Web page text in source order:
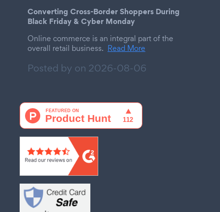
Converting Cross-Border Shoppers During
Black Friday & Cyber Monday
Online commerce is an integral part of the
overall retail business. Read More
Posted by on 2026-08-06